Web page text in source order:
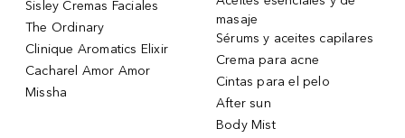
Sisley Cremas Faciales
The Ordinary
Clinique Aromatics Elixir
Cacharel Amor Amor
Missha
masaje
Sérums y aceites capilares
Crema para acne
Cintas para el pelo
After sun
Body Mist